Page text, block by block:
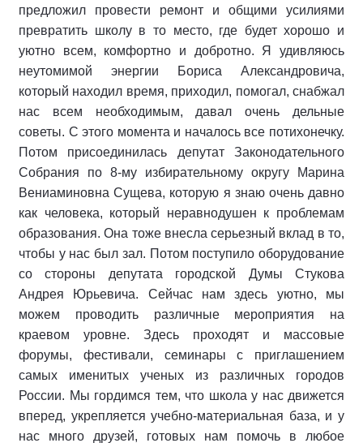
предложил провести ремонт и общими усилиями
превратить школу в то место, где будет хорошо и
уютно всем, комфортно и добротно. Я удивляюсь
неутомимой энергии Бориса Александровича,
который находил время, приходил, помогал, снабжал
нас всем необходимым, давал очень дельные
советы. С этого момента и началось все потихонечку.
Потом присоединилась депутат Законодательного
Собрания по 8-му избирательному округу Марина
Вениаминовна Сущева, которую я знаю очень давно
как человека, который неравнодушен к проблемам
образования. Она тоже внесла серьезный вклад в то,
чтобы у нас был зал. Потом поступило оборудование
со стороны депутата городской Думы Стукова
Андрея Юрьевича. Сейчас нам здесь уютно, мы
можем проводить различные мероприятия на
краевом уровне. Здесь проходят и массовые
форумы, фестивали, семинары с приглашением
самых именитых ученых из различных городов
России. Мы гордимся тем, что школа у нас движется
вперед, укрепляется учебно-материальная база, и у
нас много друзей, готовых нам помочь в любое